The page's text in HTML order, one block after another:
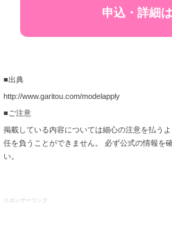
申込・詳細
■出典
http://www.garitou.com/modelapply
■ご注意
掲載している内容については細心の注意を払う
任を負うことができません。 必ず公式の情報を
い。
スポンサーリンク